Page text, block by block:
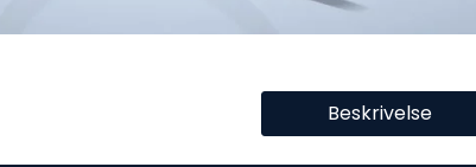
Beskrivelse